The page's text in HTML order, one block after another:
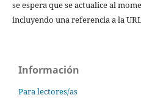
se espera que se actualice al
incluyendo una referencia a la
Información
Para lectores/as